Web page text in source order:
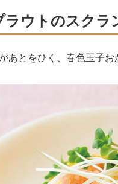
ラウトのスク
あとをひく、春色玉子お